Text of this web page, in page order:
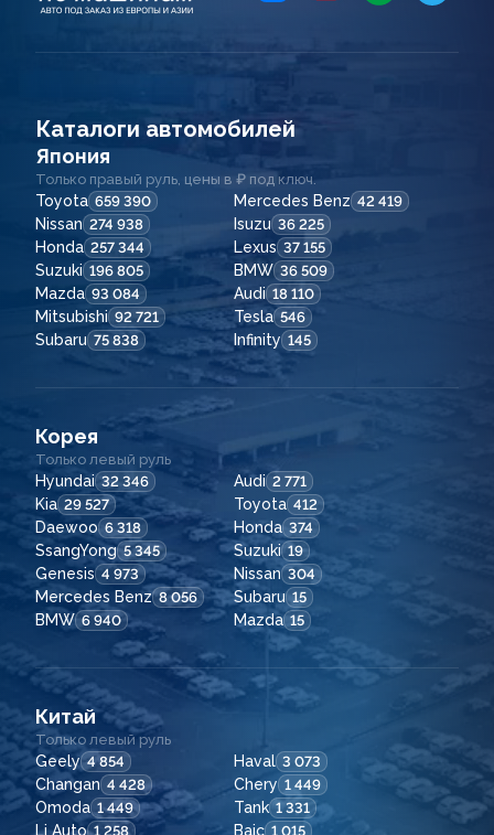
Каталоги автомобилей
Япония
Только правый руль, цены в ₽ под ключ.
Toyota 659 390 Mercedes Benz 42 419
Nissan 274 938 Isuzu 36 225
Honda 257 344 Lexus 37 155
Suzuki 196 805 BMW 36 509
Mazda 93 084 Audi 18 110
Mitsubishi 92 721 Tesla 546
Subaru 75 838 Infinity 145
Корея
Только левый руль
Hyundai 32 346 Audi 2 771
Kia 29 527 Toyota 412
Daewoo 6 318 Honda 374
SsangYong 5 345 Suzuki 19
Genesis 4 973 Nissan 304
Mercedes Benz 8 056 Subaru 15
BMW 6 940 Mazda 15
Китай
Только левый руль
Geely 4 854 Haval 3 073
Changan 4 428 Chery 1 449
Omoda 1 449 Tank 1 331
Li Auto 1 258 Baic 1 015